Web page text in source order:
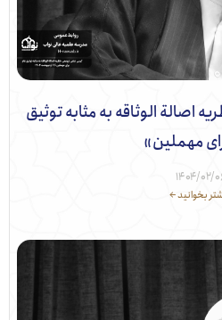
الوثاقه به مثابه توثیق
←